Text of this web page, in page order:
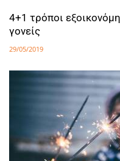
4+1 τρόποι
γονείς
29/05/2019